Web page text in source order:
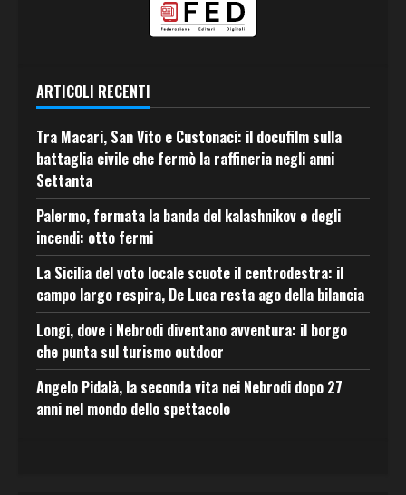
ARTICOLI RECENTI
Tra Macari, San Vito e Custonaci: il docufilm sulla
battaglia civile che fermò la raffineria negli anni
Settanta
Palermo, fermata la banda del kalashnikov e degli
incendi: otto fermi
La Sicilia del voto locale scuote il centrodestra: il
campo largo respira, De Luca resta ago della bilancia
Longi, dove i Nebrodi diventano avventura: il borgo
che punta sul turismo outdoor
Angelo Pidalà, la seconda vita nei Nebrodi dopo 27
anni nel mondo dello spettacolo